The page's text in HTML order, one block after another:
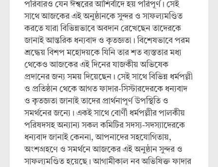
পরিবারও যেন ঈশ্বরের আশির্বাদে হয় পরিপূর্ণ। সেই
সাথে আজকের এই অনুষ্ঠানকে সুন্দর ও সাফল্যমণ্ডিত
করতে যারা বিভিন্নভাবে অবদান রেখেছেন তাদেরকে
জানাই আন্তরিক ধন্যবাদ ও কৃতজ্ঞতা। বিশেষভাবে পরম
শ্রদ্ধেয় বিশপ মহোদয়কে যিনি তার শত ব্যস্ততার মধ্য
থেকেও আজকের এই দিনের যাজকীয় অভিষেক
প্রদানের জন্য সময় দিয়েছেন। সেই সাথে বিভিন্ন ধর্মপল্লী
ও প্রতিষ্ঠান থেকে আগত ফাদার-সিস্টারদেরকে ধন্যবাদ
ও কৃতজ্ঞতা জানাই তাদের প্রার্থনাপূর্ণ উপস্থিতি ও
সমর্থনের জন্যে। একই সাথে বোর্ণী ধর্মপল্লীর পালকীয়
পরিষদসহ অন্যান্য সকল কমিটির সদস্য-সদস্যাদেরকে
ধন্যবাদ জানাই কেননা, আপনাদের সহযোগিতায়,
অংশগ্রহণে ও সমর্থনে আজকের এই অনুষ্ঠান সুন্দর ও
সাফল্যমণ্ডিত হয়েছে। আগামীকাল নব অভিষিক্ত ফাদার